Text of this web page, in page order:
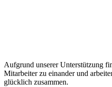
Aufgrund unserer Unterstützung
Mitarbeiter zu einander und
glücklich zusammen.